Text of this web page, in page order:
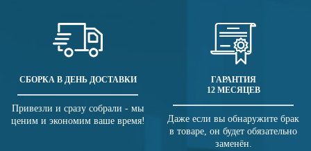
СБОРКА В ДЕНЬ ДОСТАВКИ
Привезли и сразу собрали - мы
ценим и экономим ваше время!
ГАРАНТИЯ
12 МЕСЯЦЕВ
Даже если вы обнаружите брак
в товаре, он будет обязательно
заменён.